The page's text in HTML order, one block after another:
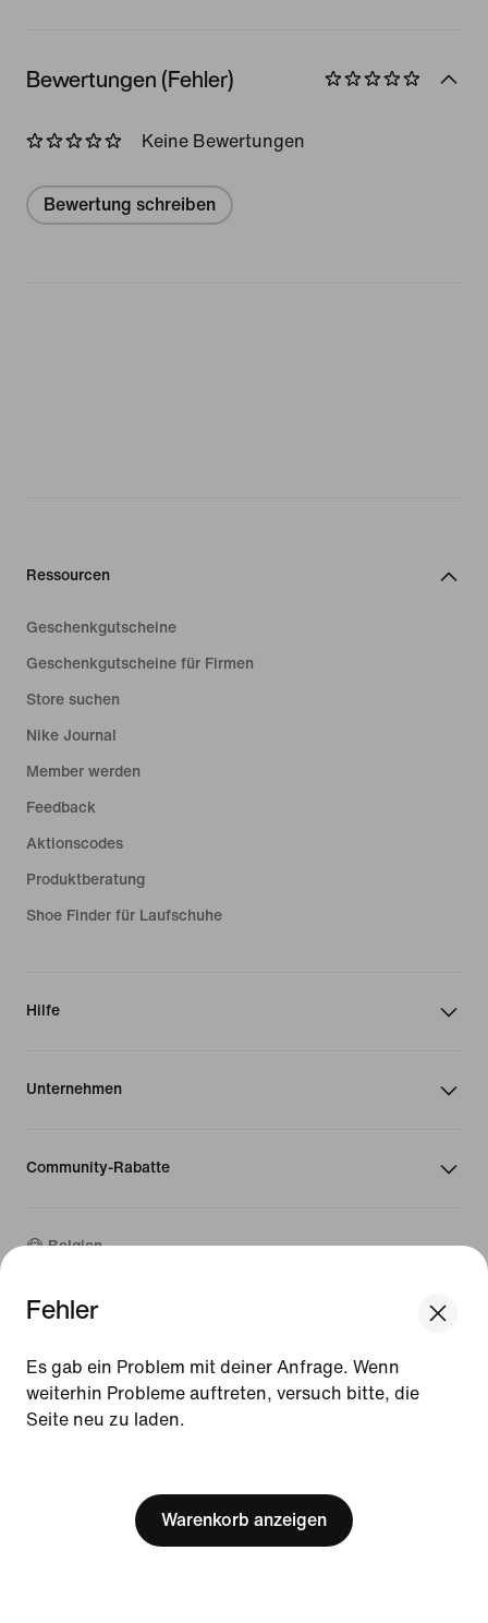
Update your location?
Belgien
Fehler
Es gab ein Problem mit deiner Anfrage. Wenn
weiterhin Probleme auftreten, versuch bitte, die
Seite neu zu laden.
Warenkorb anzeigen
Bewertungen (Fehler)
Keine Bewertungen
Bewertung schreiben
Ressourcen
Geschenkgutscheine
Geschenkgutscheine für Firmen
Store suchen
Nike Journal
Member werden
Feedback
Aktionscodes
Produktberatung
Shoe Finder für Laufschuhe
Hilfe
Unternehmen
Community-Rabatte
Belgien
© 2026Nike, Inc. Alle Rechte vorbehalten
Nutzungsbedingungen
Verkaufsbedingungen
Impressum